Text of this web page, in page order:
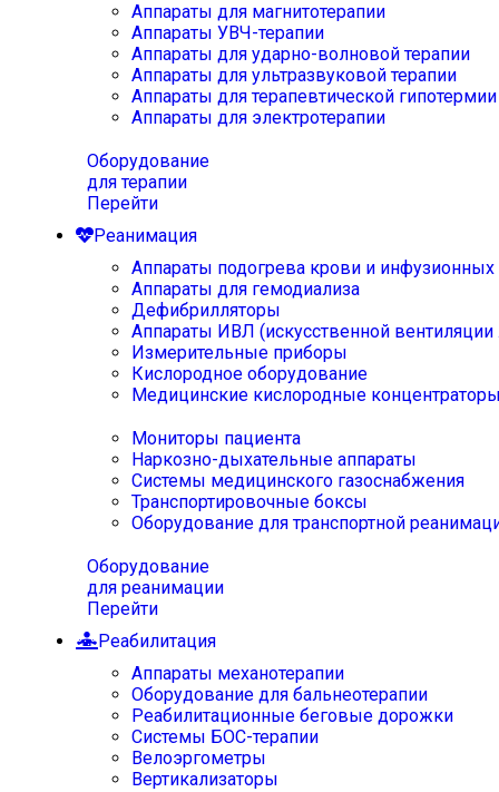
Аппараты для магнитотерапии
Аппараты УВЧ-терапии
Аппараты для ударно-волновой терапии
Аппараты для ультразвуковой терапии
Аппараты для терапевтической
Аппараты для электротерапии
Оборудование
для терапии
Перейти
Реанимация
Аппараты подогрева крови и инфузионных
Аппараты для гемодиализа
Дефибрилляторы
Аппараты ИВЛ (искусственной вентиляции
Измерительные приборы
Кислородное оборудование
Медицинские кислородные
Мониторы пациента
Наркозно-дыхательные аппараты
Системы медицинского газоснабжения
Транспортировочные боксы
Оборудование для транспортной
Оборудование
для реанимации
Перейти
Реабилитация
Аппараты механотерапии
Оборудование для бальнеотерапии
Реабилитационные беговые дорожки
Системы БОС-терапии
Велоэргометры
Вертикализаторы